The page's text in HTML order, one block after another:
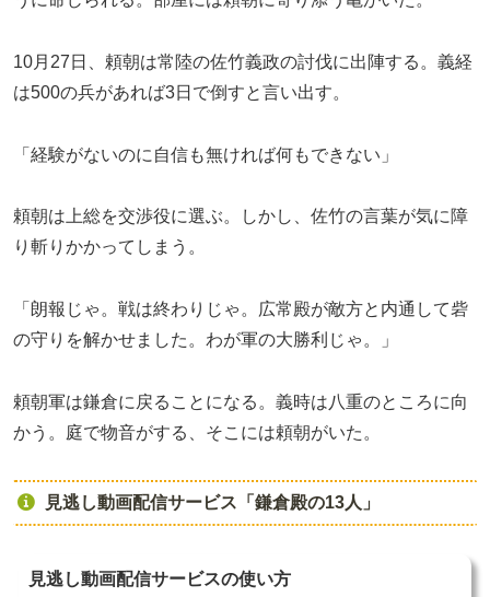
10月27日、頼朝は常陸の佐竹義政の討伐に出陣する。義経
は500の兵があれば3日で倒すと言い出す。
「経験がないのに自信も無ければ何もできない」
頼朝は上総を交渉役に選ぶ。しかし、佐竹の言葉が気に障
り斬りかかってしまう。
「朗報じゃ。戦は終わりじゃ。広常殿が敵方と内通して砦
の守りを解かせました。わが軍の大勝利じゃ。」
頼朝軍は鎌倉に戻ることになる。義時は八重のところに向
かう。庭で物音がする、そこには頼朝がいた。
見逃し動画配信サービス「鎌倉殿の13人」
見逃し動画配信サービスの使い方